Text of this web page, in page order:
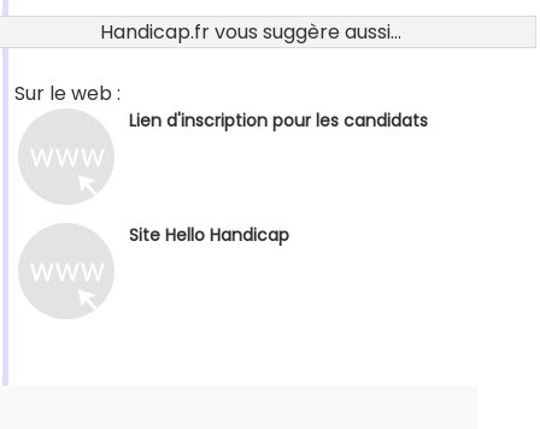
Handicap.fr vous suggère aussi...
Sur le web :
Lien d'inscription pour les candidats
Site Hello Handicap